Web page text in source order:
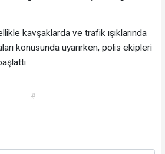
kavşaklarda ve trafik ışıklarında
konusunda uyarırken, polis ekipleri
#